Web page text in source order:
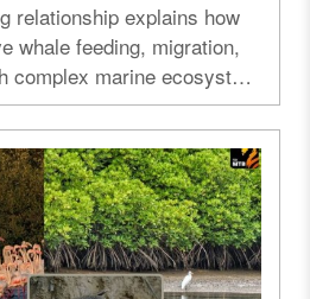
relationship explains how
whale feeding, migration,
complex marine ecosystem
upwelling relationship,
ocean upwelling
chain whales,
whale migration
research whales,
ocean ecosystem